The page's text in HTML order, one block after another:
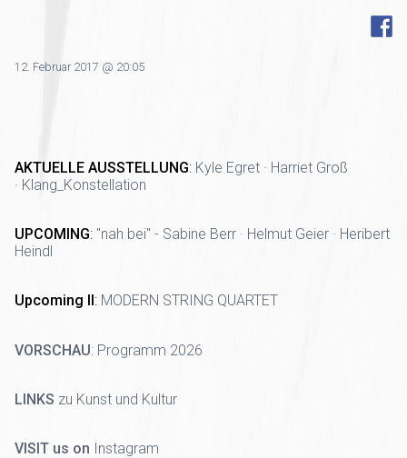
12. Februar 2017 @ 20:05
AKTUELLE AUSSTELLUNG: Kyle Egret · Harriet Groß
· Klang_Konstellation
UPCOMING: "nah bei" - Sabine Berr · Helmut Geier · Heribert
Heindl
Upcoming II : MODERN STRING QUARTET
VORSCHAU: Programm 2026
LINKS zu Kunst und Kultur
VISIT us on Instagram